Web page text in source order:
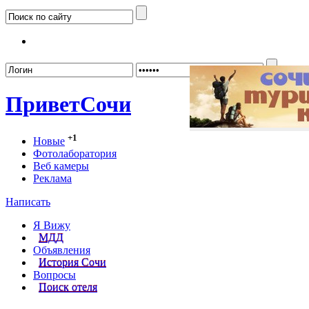
ПриветСочи
Новые +1
Фотолаборатория
Веб камеры
Реклама
Написать
Я Вижу
МДД
Объявления
История Сочи
Вопросы
Поиск отеля